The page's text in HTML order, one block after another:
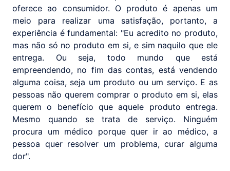
oferece ao consumidor. O produto é apenas um
meio para realizar uma satisfação, portanto, a
experiência é fundamental: "Eu acredito no produto,
mas não só no produto em si, e sim naquilo que ele
entrega. Ou seja, todo mundo que está
empreendendo, no fim das contas, está vendendo
alguma coisa, seja um produto ou um serviço. E as
pessoas não querem comprar o produto em si, elas
querem o benefício que aquele produto entrega.
Mesmo quando se trata de serviço. Ninguém
procura um médico porque quer ir ao médico, a
pessoa quer resolver um problema, curar alguma
dor".